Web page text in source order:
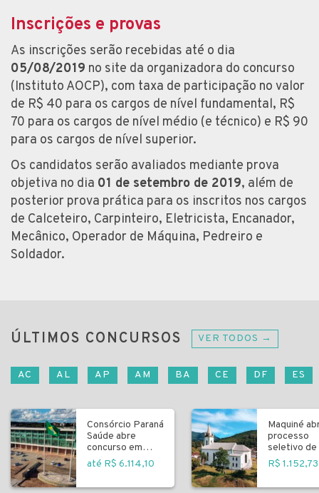
Inscrições e provas
As inscrições serão recebidas até o dia
05/08/2019 no site da organizadora do concurso
(Instituto AOCP), com taxa de participação no valor
de R$ 40 para os cargos de nível fundamental, R$
70 para os cargos de nível médio (e técnico) e R$ 90
para os cargos de nível superior.
Os candidatos serão avaliados mediante prova
objetiva no dia 01 de setembro de 2019, além de
posterior prova prática para os inscritos nos cargos
de Calceteiro, Carpinteiro, Eletricista, Encanador,
Mecânico, Operador de Máquina, Pedreiro e
Soldador.
ÚLTIMOS CONCURSOS VER TODOS →
AC AL AP AM BA CE DF ES
Consórcio Paraná
Saúde abre
concurso em
Curitiba
até R$ 6.114,10
Maquiné
processo
seletivo de
R$ 1.152,73